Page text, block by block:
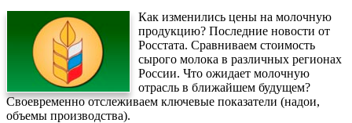
Как изменились цены на молочную
продукцию? Последние новости от
Росстата. Сравниваем стоимость
сырого молока в различных регионах
России. Что ожидает молочную
отрасль в ближайшем будущем?
Своевременно отслеживаем ключевые показатели (надои,
объемы производства).